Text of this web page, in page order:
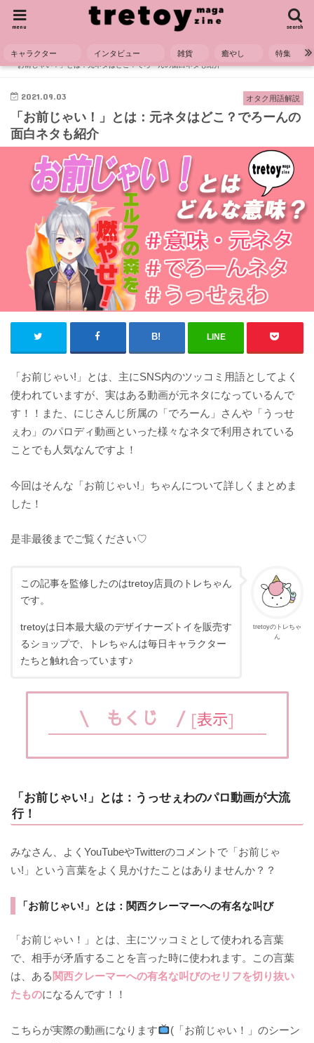
search
menu
キャラクター インタビュー 雑貨 癒やし 特集
HOME 用語解説
オタク用語解説
「お前じゃい！」とは：元ネタはどこ？でろーんの面白ネタも紹介
オタク用語解説
2021.09.03
「お前じゃい！」とは：元ネタはどこ？でろーんの
面白ネタも紹介
LINE
「お前じゃい!」とは、主にSNS内のツッコミ用語としてよく
使われていますが、実はある動画が元ネタになっているんで
す！！また、にじさんじ所属の「でろーん」さんや「うっせ
ぇわ」のパロディ動画といった様々なネタで利用されている
ことでも人気なんですよ！
今回はそんな「お前じゃい!」ちゃんについて詳しくまとめま
した！
是非最後までご覧ください♡
tretoyのトレちゃ
ん
この記事を監修したのはtretoy店員のトレちゃん
です。
tretoyは日本最大級のデザイナーズトイを販売す
るショップで、トレちゃんは毎日キャラクター
たちと触れ合っています♪
\ もくじ / [表示]
「お前じゃい!」とは：うっせぇわのパロ動画が大流
行！
みなさん、よくYouTubeやTwitterのコメントで「お前じゃ
い!」という言葉をよく見かけたことはありませんか？？
「お前じゃい!」とは：関西クレーマーへの有名な叫び
「お前じゃい！」とは、主にツッコミとして使われる言葉
で、相手が矛盾することを言った時に使われます。この言葉
は、ある 関西クレーマーへの有名な叫びのセリフを切り抜い
たものになるんです！！
こちらが実際の動画になります
(「お前じゃい！」のシーン